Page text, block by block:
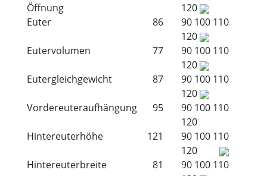
Öffnung
120
Euter
86 90 100 110
120
Eutervolumen
77 90 100 110
120
Eutergleichgewicht
87 90 100 110
120
Vordereuteraufhängung
95 90 100 110
120
Hintereuterhöhe
121 90 100 110
120
Hintereuterbreite
81 90 100 110